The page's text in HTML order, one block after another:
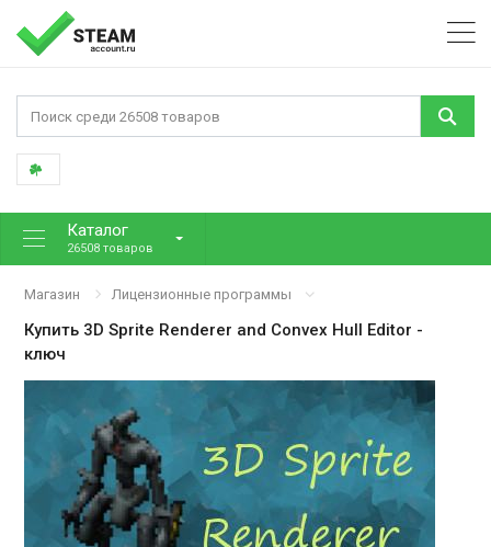
Каталог
26508 товаров
Магазин Лицензионные программы
Купить 3D Sprite Renderer and Convex Hull Editor -
ключ